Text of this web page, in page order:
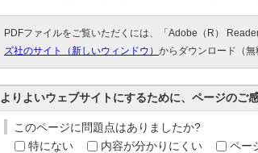
PDFファイルをご覧いただくには、「Adobe（R）
ズ社のサイト（新しいウィンドウ） からダウンロード（無
よりよいウェブサイトにするために、ページのご
このページに問題点はありましたか?
特にない
内容が分かりにくい ペー